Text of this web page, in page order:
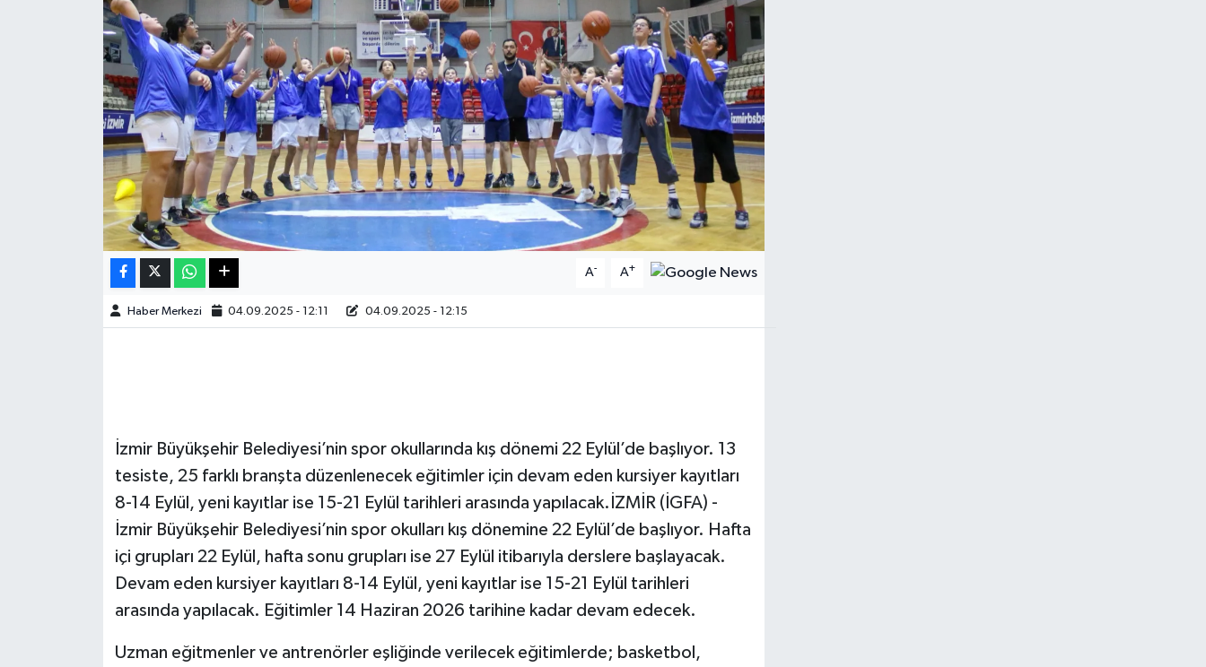
A- A+
Haber Merkezi 04.09.2025 - 12:11 04.09.2025 - 12:15
İzmir Büyükşehir Belediyesi’nin spor okullarında kış dönemi 22 Eylül’de başlıyor. 13
tesiste, 25 farklı branşta düzenlenecek eğitimler için devam eden kursiyer kayıtları
8-14 Eylül, yeni kayıtlar ise 15-21 Eylül tarihleri arasında yapılacak.İZMİR (İGFA) -
İzmir Büyükşehir Belediyesi’nin spor okulları kış dönemine 22 Eylül’de başlıyor. Hafta
içi grupları 22 Eylül, hafta sonu grupları ise 27 Eylül itibarıyla derslere başlayacak.
Devam eden kursiyer kayıtları 8-14 Eylül, yeni kayıtlar ise 15-21 Eylül tarihleri
arasında yapılacak. Eğitimler 14 Haziran 2026 tarihine kadar devam edecek.
Uzman eğitmenler ve antrenörler eşliğinde verilecek eğitimlerde; basketbol,
Teknoloji